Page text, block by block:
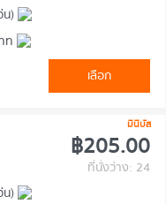
น)
ท
เลือก
มินิบัส
฿205.00
ที่นั่งว่าง: 24
น)